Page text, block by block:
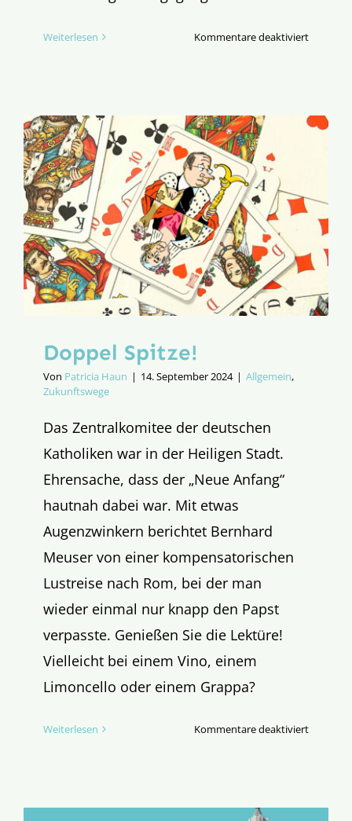
Weiterlesen Kommentare deaktiviertfür
Eule
Doppel Spitze!
Von Patricia Haun | 14. September 2024 | Allgemein,
Zukunftswege
Das Zentralkomitee der deutschen
Katholiken war in der Heiligen Stadt.
Ehrensache, dass der „Neue Anfang“
hautnah dabei war. Mit etwas
Augenzwinkern berichtet Bernhard
Meuser von einer kompensatorischen
Lustreise nach Rom, bei der man
wieder einmal nur knapp den Papst
verpasste. Genießen Sie die Lektüre!
Vielleicht bei einem Vino, einem
Limoncello oder einem Grappa?
Weiterlesen Kommentare deaktiviertfür